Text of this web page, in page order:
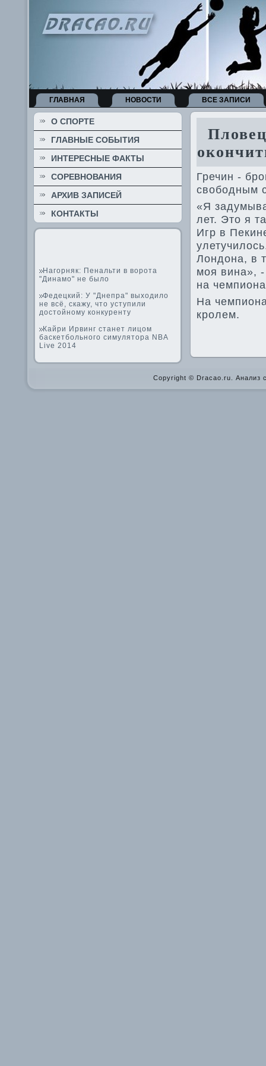
ГЛАВНАЯ НОВОСТИ ВСЕ ЗАПИСИ
О СПОРТЕ
ГЛАВНЫЕ СОБЫТИЯ
ИНТЕРЕСНЫЕ ФАКТЫ
СОРЕВНОВАНИЯ
АРХИВ ЗАПИСЕЙ
КОНТАКТЫ
Нагорняк: Пенальти в ворота
"Динамо" не было
Федецкий: У "Днепра" выходило
не всё, скажу, что уступили
достойному конкуренту
Кайри Ирвинг станет лицом
баскетбольного симулятора NBA
Live 2014
Гречин -
свободным
«Я
лет. Это я
Игр в
Лондона, в
моя вина»,
на
На
кролем.
Copyright © Dracao.ru. Анализ